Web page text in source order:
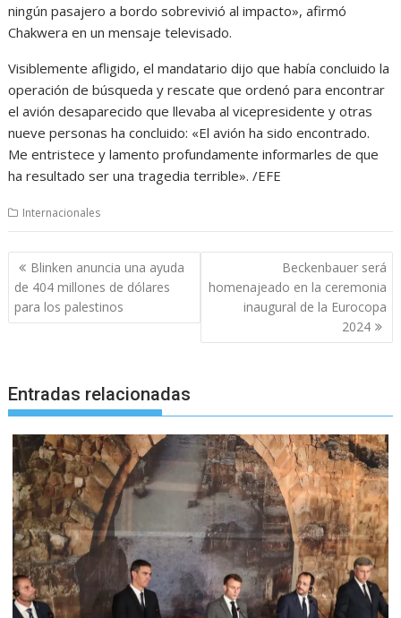
ningún pasajero a bordo sobrevivió al impacto», afirmó
Chakwera en un mensaje televisado.
Visiblemente afligido, el mandatario dijo que había concluido la
operación de búsqueda y rescate que ordenó para encontrar
el avión desaparecido que llevaba al vicepresidente y otras
nueve personas ha concluido: «El avión ha sido encontrado.
Me entristece y lamento profundamente informarles de que
ha resultado ser una tragedia terrible». /EFE
Internacionales
Navegación
de
entradas
Blinken anuncia una ayuda
de 404 millones de dólares
para los palestinos
Beckenbauer será
homenajeado en la ceremonia
inaugural de la Eurocopa
2024
Entradas relacionadas